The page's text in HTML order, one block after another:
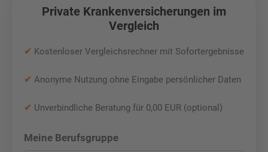
Private Krankenversicherungen im
Vergleich
✔ Kostenloser Vergleichsrechner mit Sofortergebnisse
✔ Anonyme Nutzung ohne Eingabe persönlicher Daten
✔ Unverbindliche Beratung für 0,00 EUR (optional)
Meine Berufsgruppe